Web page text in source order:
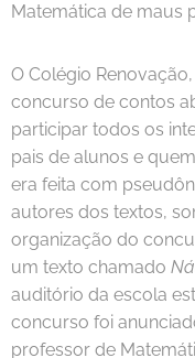
Matemática de maus
O Colégio
concurso de contos
participar todos os
pais de alunos e
era feita com
autores dos textos,
organização do
um texto chamado
auditório da escola
concurso foi
professor de